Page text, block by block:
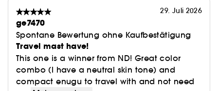
29. Juli 2026
ge7470
Spontane Bewertung ohne Kaufbestätigung
Travel mast have!
This one is a winner from ND! Great color
combo (I have a neutral skin tone) and
compact enugu to travel with and not need